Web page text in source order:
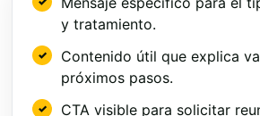
y tratamiento.
Contenido útil que explica
próximos pasos.
CTA visible para solicitar